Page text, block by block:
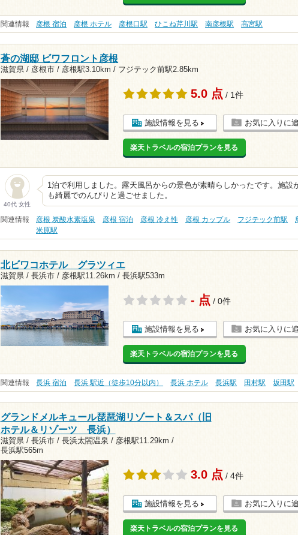
関連情報 彦根 宿泊 彦根 ホテル 彦根口駅 ひこね芹川駅 南彦根駅 高宮駅
蒼の湖邸 ビワフロント彦根
滋賀県 / 彦根市 / 彦根駅3.10km / フジテック前駅2.85km
5.0 点 / 1件
施設情報を見る お気に入りに
楽天トラベルの宿泊プランを見る
40代 女性
1泊で利用しました。露天風呂からの景色が素晴らしかったです。施設
も綺麗でのんびりと過ごせました。
関連情報 彦根 炭酸水素塩泉 彦根 宿泊 彦根 冷え性 彦根 カップル フジテック前駅
米原駅
北ビワコホテル グラツィエ
滋賀県 / 長浜市 / 彦根駅11.26km / 長浜駅533m
- 点 / 0件
施設情報を見る お気に入りに
楽天トラベルの宿泊プランを見る
関連情報 長浜 宿泊 長浜 駅近（徒歩10分以内） 長浜 ホテル 長浜駅 田村駅 坂田駅
グランドメルキュール琵琶湖リゾート＆スパ（旧
ホテル＆リゾーツ 長浜）
滋賀県 / 長浜市 / 長浜太閤温泉 / 彦根駅11.29km /
長浜駅565m
3.0 点 / 4件
施設情報を見る お気に入りに
楽天トラベルの宿泊プランを見る